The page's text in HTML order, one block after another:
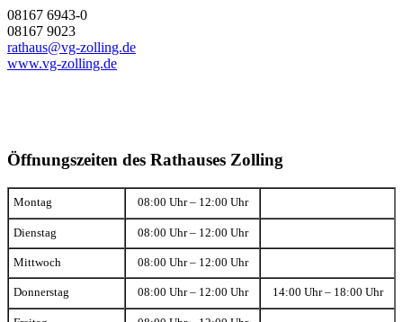
08167 6943-0
08167 9023
rathaus@vg-zolling.de
www.vg-zolling.de
Öffnungszeiten des Rathauses Zolling
Montag 08:00 Uhr – 12:00 Uhr
Dienstag 08:00 Uhr – 12:00 Uhr
Mittwoch 08:00 Uhr – 12:00 Uhr
Donnerstag 08:00 Uhr – 12:00 Uhr 14:00 Uhr – 18:00 Uhr